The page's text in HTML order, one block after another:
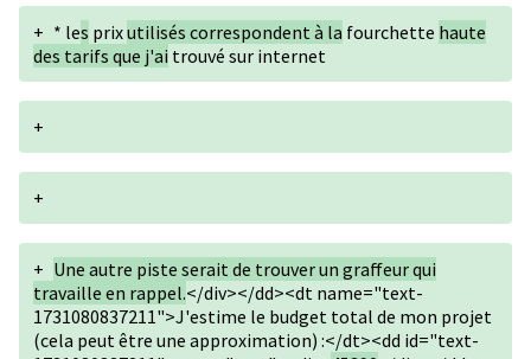
+ * les prixutilisés correspondent à la fourchette haute
des tarifs que j'ai trouvé sur internet
+
+
+ Une autre piste serait de trouver un graffeur qui
travaille en rappel.</div></dd><dt name="text-
1731080837211">J'estime le budget total de mon projet
(cela peut être une approximation) :</dt><dd id="text-